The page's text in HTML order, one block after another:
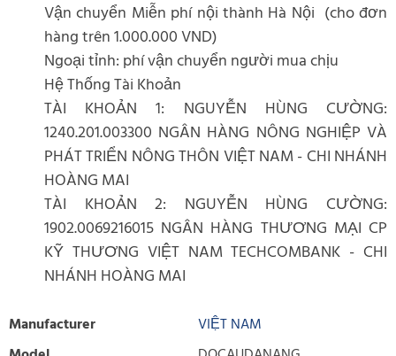
Vận chuyển Miễn phí nội thành Hà Nội (cho đơn
hàng trên 1.000.000 VND)
Ngoại tỉnh: phí vận chuyển người mua chịu
Hệ Thống Tài Khoản
TÀI KHOẢN 1: NGUYỄN HÙNG CƯỜNG:
1240.201.003300 NGÂN HÀNG NÔNG NGHIỆP VÀ
PHÁT TRIỂN NÔNG THÔN VIỆT NAM - CHI NHÁNH
HOÀNG MAI
TÀI KHOẢN 2: NGUYỄN HÙNG CƯỜNG:
1902.0069216015 NGÂN HÀNG THƯƠNG MẠI CP
KỸ THƯƠNG VIỆT NAM TECHCOMBANK - CHI
NHÁNH HOÀNG MAI
Manufacturer
VIỆT NAM